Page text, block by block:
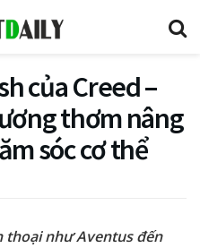
của Creed –
thơm nâng
sóc cơ thể
thoại như Aventus đến